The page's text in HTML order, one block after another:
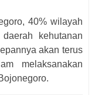
40% wilayah
kehutanan
akan terus
melaksanakan